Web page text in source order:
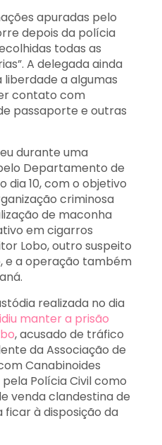
apuradas pelo
depois da polícia
todas as
A delegada ainda
liberdade a algumas
contato com
passaporte e outras
durante uma
Departamento de
dia 10, com o objetivo
criminosa
de maconha
em cigarros
Lobo, outro suspeito
e a operação também
realizada no dia
manter a prisão
, acusado de tráfico
da Associação de
Canabinoides
Polícia Civil como
venda clandestina de
ficar à disposição da